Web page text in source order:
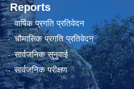
Reports
वार्षिक प्रगति प्रतिवेदन
चौमासिक प्रगति प्रतिवेदन
सार्वजनिक सुनुवाई
सार्वजनिक परीक्षण